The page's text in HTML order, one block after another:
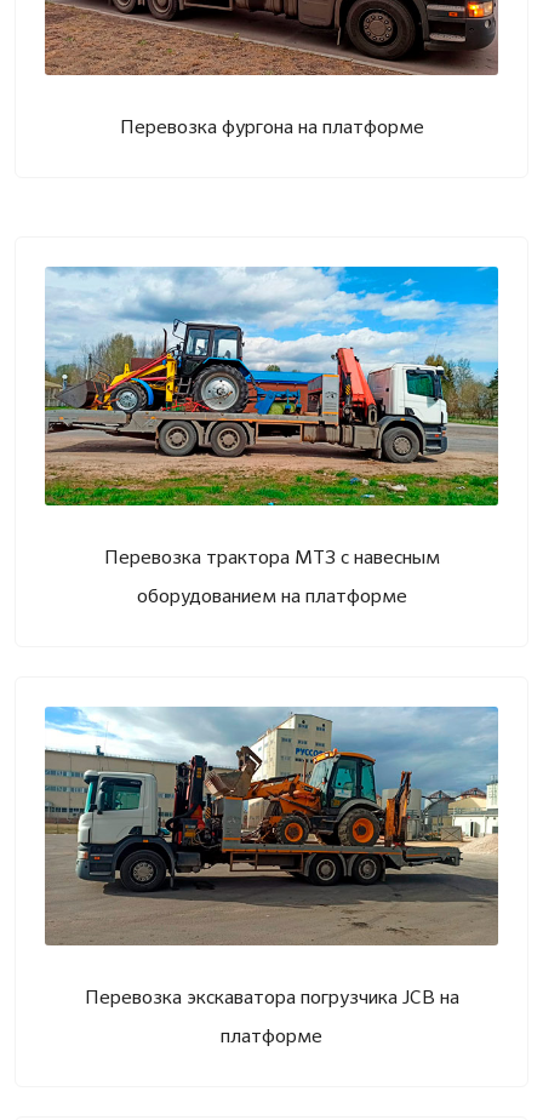
Перевозка фургона на платформе
Перевозка трактора МТЗ с навесным
оборудованием на платформе
Перевозка экскаватора погрузчика JCB на
платформе